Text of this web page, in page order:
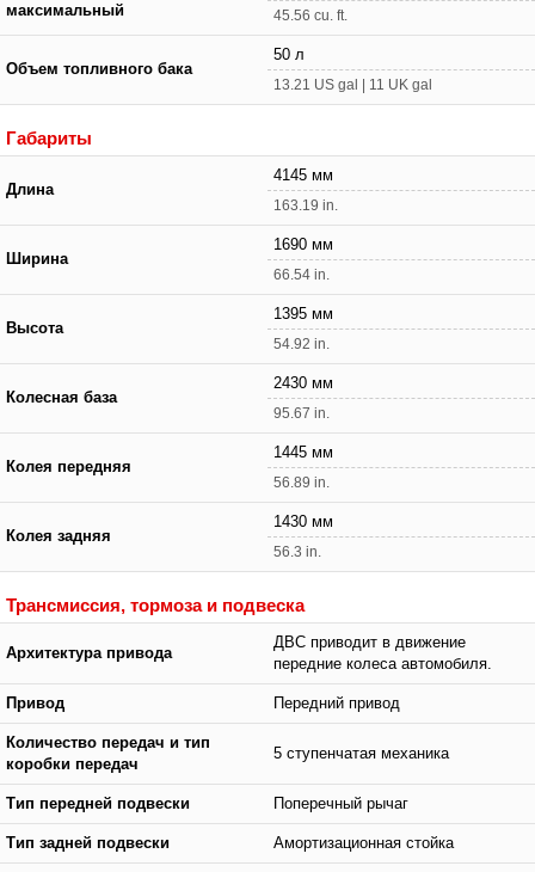
максимальный
45.56 cu. ft.
Объем топливного бака
50 л
13.21 US gal | 11 UK gal
Габариты
Длина
4145 мм
163.19 in.
Ширина
1690 мм
66.54 in.
Высота
1395 мм
54.92 in.
Колесная база
2430 мм
95.67 in.
Колея передняя
1445 мм
56.89 in.
Колея задняя
1430 мм
56.3 in.
Трансмиссия, тормоза и подвеска
Архитектура привода
ДВС приводит в движение
передние колеса автомобиля.
Привод Передний привод
Количество передач и тип
коробки передач
5 ступенчатая механика
Тип передней подвески Поперечный рычаг
Тип задней подвески Амортизационная стойка